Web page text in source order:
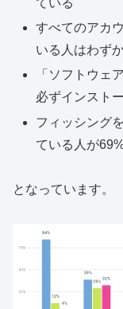
ている
すべてのアカ
いる人はわず
「ソフトウェ
必ずインスト
フィッシング
ている人が
となっています。